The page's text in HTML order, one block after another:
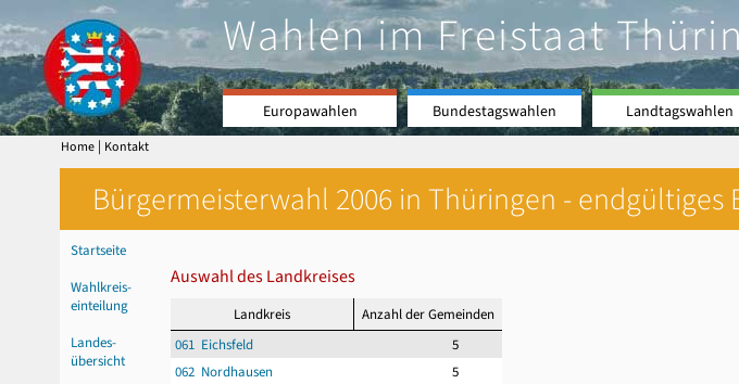
Wahlen im Freistaat
Europawahlen Bundestagswahlen Landtagswahlen
Home | Kontakt
Bürgermeisterwahl 2006 in Thüringen - endgültiges
Startseite
Wahlkreis-
einteilung
Landes-
übersicht
Auswahl des Landkreises
Landkreis
Anzahl der Gemeinden
061 Eichsfeld
5
062 Nordhausen
5